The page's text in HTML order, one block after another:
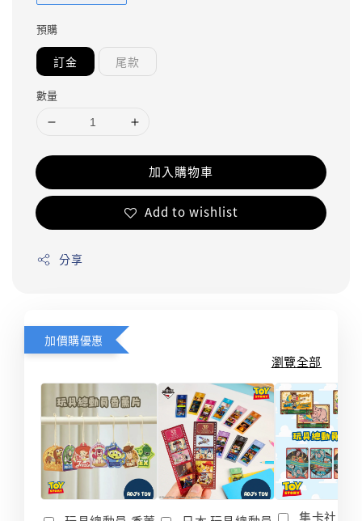
預購
訂金 尾款
數量
加入購物車
Add to wishlist
分享
加價購優惠
瀏覽全部
集卡社 玩